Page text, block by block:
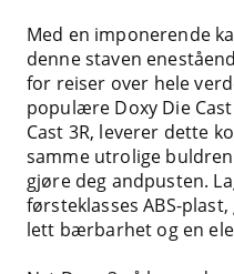
Med en imponerende
denne staven
for reiser over hele
populære Doxy Die
Cast 3R, leverer dette
samme utrolige
gjøre deg andpusten.
førsteklasses ABS-
lett bærbarhet og en